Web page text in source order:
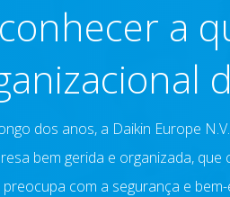
a
dos anos, a Daikin Europe
bem gerida e organizada,
preocupa com a segurança e